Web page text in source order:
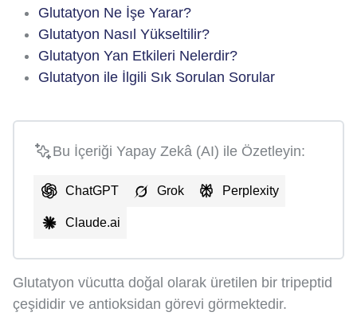
Glutatyon Ne İşe Yarar?
Glutatyon Nasıl Yükseltilir?
Glutatyon Yan Etkileri Nelerdir?
Glutatyon ile İlgili Sık Sorulan Sorular
Bu İçeriği Yapay Zekâ (AI) ile Özetleyin:
ChatGPT Grok Perplexity
Claude.ai
Glutatyon vücutta doğal olarak üretilen bir tripeptid
çeşididir ve antioksidan görevi görmektedir.